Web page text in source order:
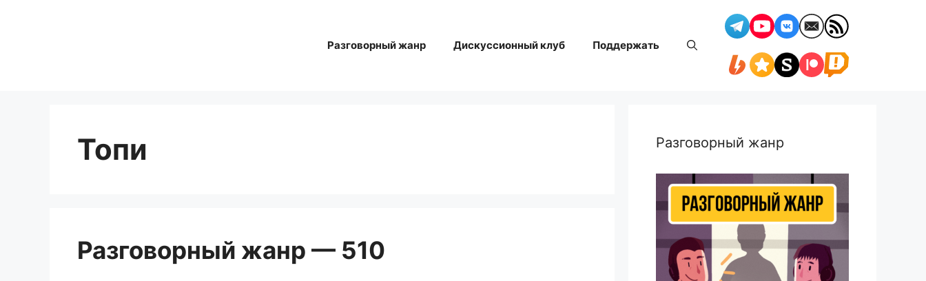
Разговорный жанр Дискуссионный клуб Поддержать
Топи
Разговорный жанр — 510
Разговорный жанр